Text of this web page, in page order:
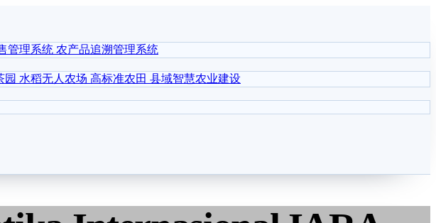
管理系统 农产品追溯管理系统
园 水稻无人农场 高标准农田 县域智慧农业建设